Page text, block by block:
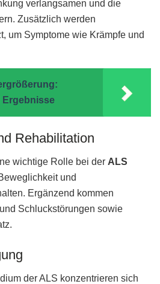
verlangsamen und die
Zusätzlich werden
um Symptome wie Krämpfe und
Ergebnisse
Rehabilitation
wichtige Rolle bei der ALS
und
Ergänzend kommen
Schluckstörungen sowie
der ALS konzentrieren sich